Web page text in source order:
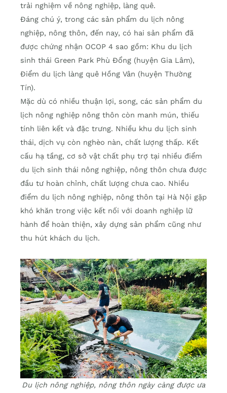
trải nghiệm về nông nghiệp, làng quê.
Đáng chú ý, trong các sản phẩm du lịch nông
nghiệp, nông thôn, đến nay, có hai sản phẩm đã
được chứng nhận OCOP 4 sao gồm: Khu du lịch
sinh thái Green Park Phù Đổng (huyện Gia Lâm),
Điểm du lịch làng quê Hồng Vân (huyện Thường
Tín).
Mặc dù có nhiều thuận lợi, song, các sản phẩm du
lịch nông nghiệp nông thôn còn manh mún, thiếu
tính liên kết và đặc trưng. Nhiều khu du lịch sinh
thái, dịch vụ còn nghèo nàn, chất lượng thấp. Kết
cấu hạ tầng, cơ sở vật chất phụ trợ tại nhiều điểm
du lịch sinh thái nông nghiệp, nông thôn chưa được
đầu tư hoàn chỉnh, chất lượng chưa cao. Nhiều
điểm du lịch nông nghiệp, nông thôn tại Hà Nội gặp
khó khăn trong việc kết nối với doanh nghiệp lữ
hành để hoàn thiện, xây dựng sản phẩm cũng như
thu hút khách du lịch.
Du lịch nông nghiệp, nông thôn ngày càng được ưa